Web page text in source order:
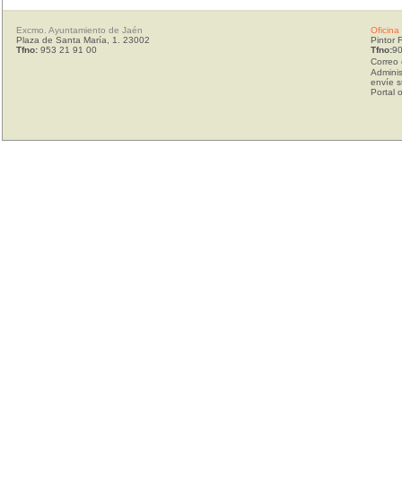
Excmo. Ayuntamiento de Jaén
Plaza de Santa María, 1. 23002
Tfno: 953 21 91 00
Oficina
Pintor
Tfno:
Correo
envíe
Portal